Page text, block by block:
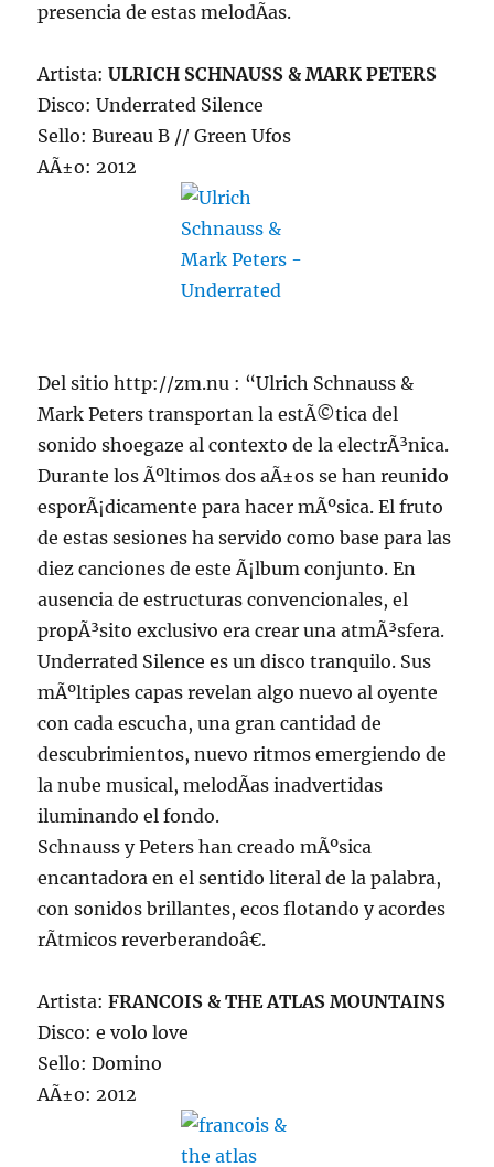
presencia de estas melodÃ­as.
Artista:ULRICH SCHNAUSS & MARK PETERS
Disco: Underrated Silence
Sello: Bureau B // Green Ufos
AÃ±o: 2012
Del sitio http://zm.nu : “Ulrich Schnauss &
Mark Peters transportan la estÃ©tica del
sonido shoegaze al contexto de la electrÃ³nica.
Durante los Ãºltimos dos aÃ±os se han reunido
esporÃ¡dicamente para hacer mÃºsica. El fruto
de estas sesiones ha servido como base para las
diez canciones de este Ã¡lbum conjunto. En
ausencia de estructuras convencionales, el
propÃ³sito exclusivo era crear una atmÃ³sfera.
Underrated Silence es un disco tranquilo. Sus
mÃºltiples capas revelan algo nuevo al oyente
con cada escucha, una gran cantidad de
descubrimientos, nuevo ritmos emergiendo de
la nube musical, melodÃ­as inadvertidas
iluminando el fondo.
Schnauss y Peters han creado mÃºsica
encantadora en el sentido literal de la palabra,
con sonidos brillantes, ecos flotando y acordes
rÃ­tmicos reverberandoâ€.
Artista:FRANCOIS & THE ATLAS MOUNTAINS
Disco: e volo love
Sello: Domino
AÃ±o: 2012